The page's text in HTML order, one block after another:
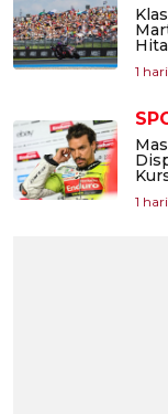
1 hari
1 hari